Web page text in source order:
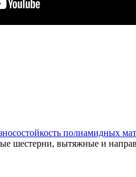
полиамидных
шестерни, вытяжные и